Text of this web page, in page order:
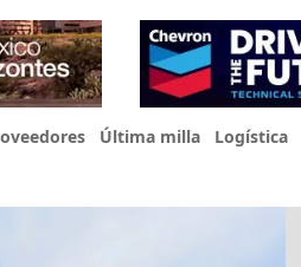
Última milla Logística